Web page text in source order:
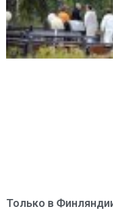
Только в